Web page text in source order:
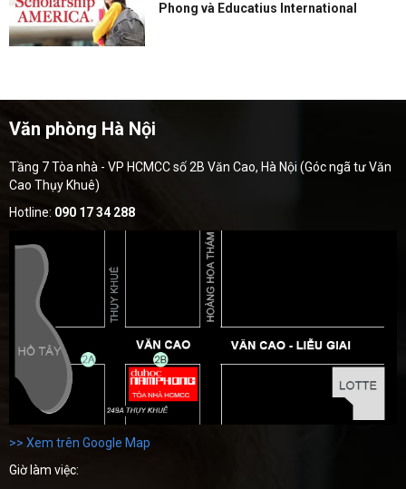
Phong và Educatius International
Văn phòng Hà Nội
Tầng 7 Tòa nhà - VP HCMCC số 2B Văn Cao, Hà Nội (Góc ngã tư Văn
Cao Thụy Khuê)
Hotline: 090 17 34 288
>> Xem trên Google Map
Giờ làm việc: